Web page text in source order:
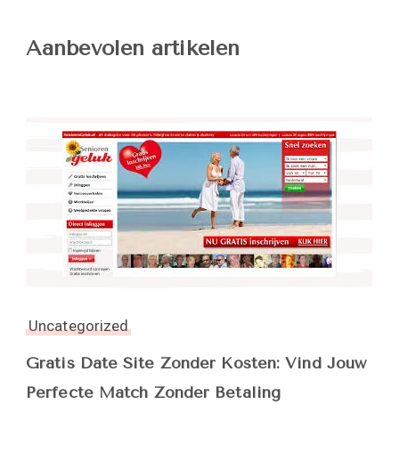
Aanbevolen artikelen
Uncategorized
Gratis Date Site Zonder Kosten: Vind Jouw
Perfecte Match Zonder Betaling